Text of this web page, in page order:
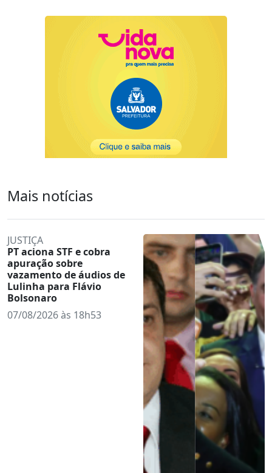
Mais notícias
JUSTIÇA
PT aciona STF e cobra
apuração sobre
vazamento de áudios de
Lulinha para Flávio
Bolsonaro
07/08/2026 às 18h53